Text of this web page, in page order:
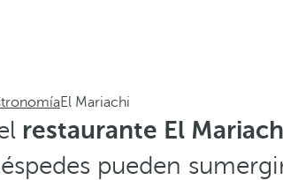
El Mariachi
restaurante El
pueden